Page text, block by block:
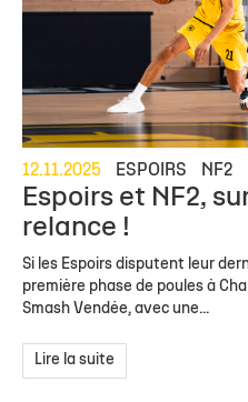
12.11.2025 ESPOIRS NF2
Espoirs et NF2,
relance !
Si les Espoirs disputent leur
première phase de poules à
Smash Vendée, avec une...
Lire la suite